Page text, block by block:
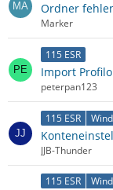
Ordner
Marker
115 ESR
Import
peterpan123
115 ESR
JJB-Thunder
115 ESR